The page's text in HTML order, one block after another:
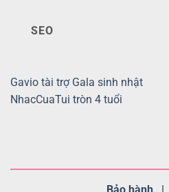
SEO
Gavio tài trợ Gala sinh nhật
NhacCuaTui tròn 4 tuổi